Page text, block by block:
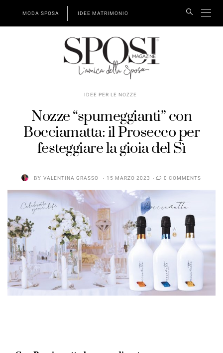
MODA SPOSA IDEE MATRIMONIO
IDEE PER LE NOZZE
Nozze “spumeggianti” con
Bocciamatta: il Prosecco per
festeggiare la gioia del Sì
BY VALENTINA GRASSO 15 MARZO 2023 0 COMMENTS